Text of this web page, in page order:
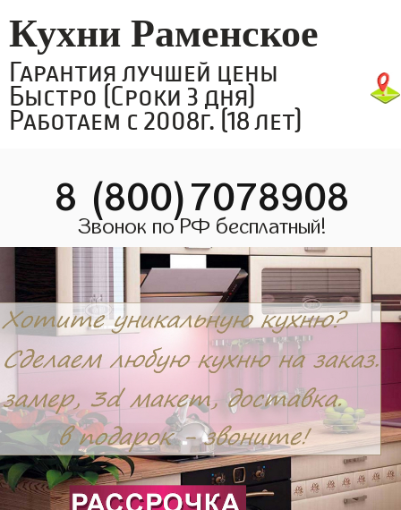
Кухни Раменское
Гарантия лучшей цены
Быстро (Сроки 3 дня)
Работаем с 2008г. (18 лет)
8 (800)7078908
Звонок по РФ бесплатный!